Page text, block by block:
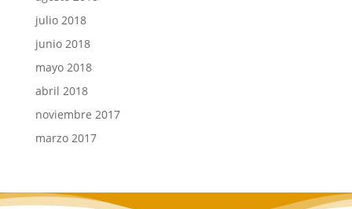
julio 2018
junio 2018
mayo 2018
abril 2018
noviembre 2017
marzo 2017